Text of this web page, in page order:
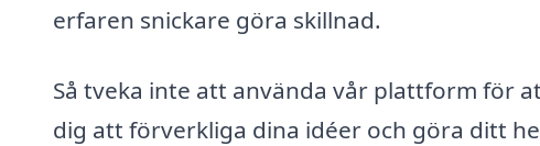
erfaren snickare göra skillnad.
Så tveka inte att använda vår plattform för
dig att förverkliga dina idéer och göra ditt